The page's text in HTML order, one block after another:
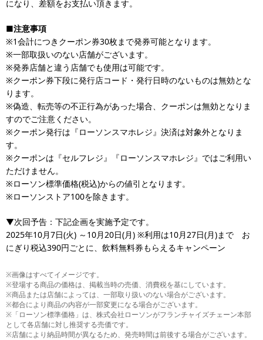
になり、差額をお支払い頂きます。
■注意事項
※1会計につきクーポン券30枚まで発券可能となります。
※一部取扱いのない店舗がございます。
※発券店舗と違う店舗でも使用は可能です。
※クーポン券下段に発行店コード・発行日時のないものは無効とな
ります。
※偽造、転売等の不正行為があった場合、クーポンは無効となりま
すのでご注意ください。
※クーポン発行は『ローソンスマホレジ』決済は対象外となりま
す。
※クーポンは『セルフレジ』『ローソンスマホレジ』ではご利用い
ただけません。
※ローソン標準価格(税込)からの値引となります。
※ローソンストア100を除きます。
▼次回予告：下記企画を実施予定です。
2025年10月7日(火) ～10月20日(月) ※利用は10月27日(月)まで お
にぎり税込390円ごとに、飲料無料券もらえるキャンペーン
※画像はすべてイメージです。
※登場する商品の価格は、掲載当時の売価、消費税を基にしています。
※商品または店舗によっては、一部取り扱いのない場合がございます。
※都合により商品の内容が一部変更になる場合がございます。
※「ローソン標準価格」は、株式会社ローソンがフランチャイズチェーン本部
として各店舗に対し推奨する売価です。
※店舗により納品時間が異なるため、発売時間は前後する場合がございます。